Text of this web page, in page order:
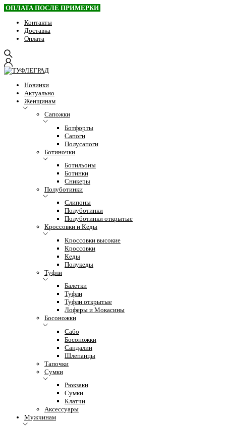
ОПЛАТА ПОСЛЕ ПРИМЕРКИ
Контакты
Доставка
Оплата
Новинки
Актуально
Женщинам
Сапожки
Ботфорты
Сапоги
Полусапоги
Ботиночки
Ботильоны
Ботинки
Сникеры
Полуботинки
Слипоны
Полуботинки
Полуботинки открытые
Кроссовки и Кеды
Кроссовки высокие
Кроссовки
Кеды
Полукеды
Туфли
Балетки
Туфли
Туфли открытые
Лоферы и Мокасины
Босоножки
Сабо
Босоножки
Сандалии
Шлепанцы
Тапочки
Сумки
Рюкзаки
Сумки
Клатчи
Аксессуары
Мужчинам